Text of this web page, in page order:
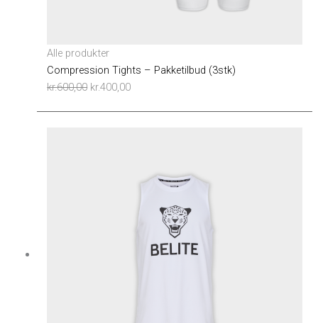
Alle produkter
Compression Tights – Pakketilbud (3stk)
kr.600,00 kr.400,00